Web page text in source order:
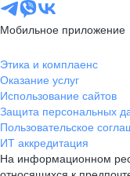
Мобильное приложение
Этика и комплаенс
Оказание услуг
Использование сайтов
Защита персональных
Пользовательское
ИТ аккредитация
На информационном